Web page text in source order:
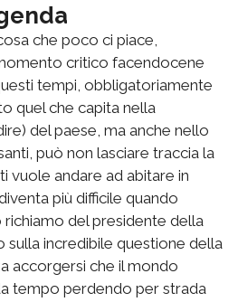
che poco ci piace,
critico facendocene
tempi, obbligatoriamente
quel che capita nella
del paese, ma anche nello
può non lasciare traccia la
vuole andare ad abitare in
più difficile quando
del presidente della
sulla incredibile questione della
accorgersi che il mondo
tempo perdendo per strada